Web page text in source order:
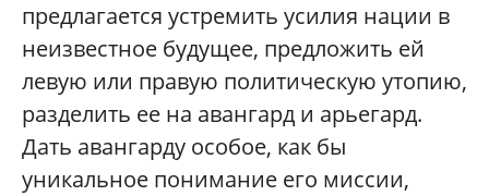
предлагается устремить усилия нации в
неизвестное будущее, предложить ей
левую или правую политическую утопию,
разделить ее на авангард и арьегард.
Дать авангарду особое, как бы
уникальное понимание его миссии,